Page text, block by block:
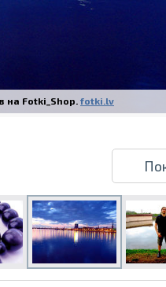
1 часа в Риге –
онлайн
форматы и виды
на Fotki_Shop. fotki.lv